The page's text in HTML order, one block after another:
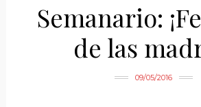
Semanario:
de las
09/05/2016